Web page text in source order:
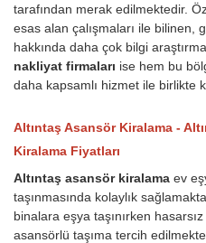
tarafından merak edilmektedir.
esas alan çalışmaları ile bilinen,
hakkında daha çok bilgi
nakliyat firmaları ise hem bu
daha kapsamlı hizmet ile birlikte
Altıntaş Asansör Kiralama -
Kiralama Fiyatları
Altıntaş asansör kiralama ev
taşınmasında kolaylık
binalara eşya taşınırken
asansörlü taşıma tercih